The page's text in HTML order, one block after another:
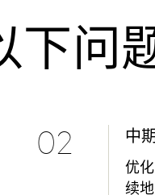
下问
02 中
优
续